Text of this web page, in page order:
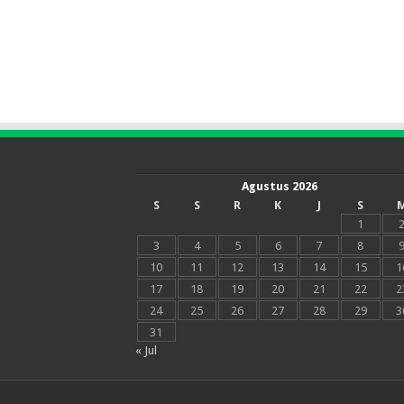
Agustus 2026
S
S R K J S
1
2
3
4 5 6 7 8
9
10
11 12 13 14 15
17
18 19 20 21 22
24
25 26 27 28 29
31
« Jul